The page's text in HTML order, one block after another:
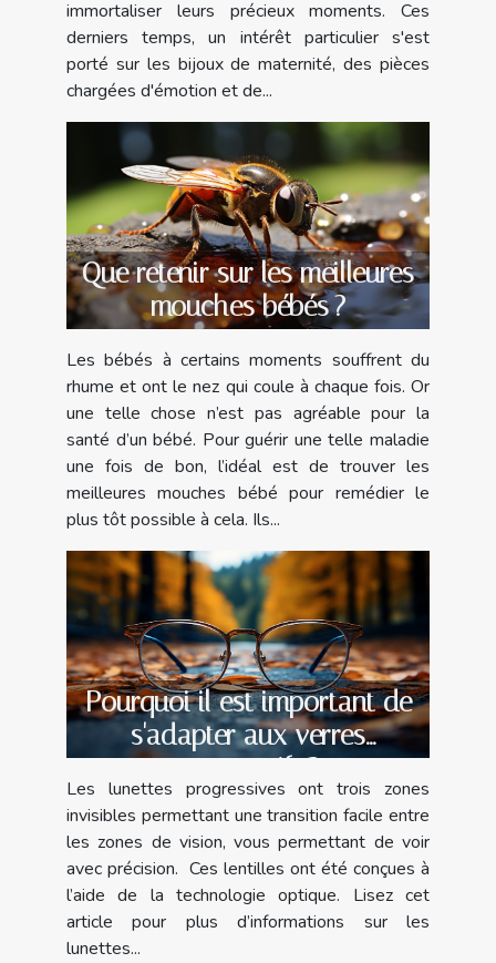
immortaliser leurs précieux moments. Ces
derniers temps, un intérêt particulier s'est
porté sur les bijoux de maternité, des pièces
chargées d'émotion et de...
Que retenir sur les meilleures
mouches bébés ?
Les bébés à certains moments souffrent du
rhume et ont le nez qui coule à chaque fois. Or
une telle chose n’est pas agréable pour la
santé d’un bébé. Pour guérir une telle maladie
une fois de bon, l’idéal est de trouver les
meilleures mouches bébé pour remédier le
plus tôt possible à cela. Ils...
Pourquoi il est important de
s'adapter aux verres
progressifs ?
Les lunettes progressives ont trois zones
invisibles permettant une transition facile entre
les zones de vision, vous permettant de voir
avec précision. Ces lentilles ont été conçues à
l’aide de la technologie optique. Lisez cet
article pour plus d’informations sur les
lunettes...